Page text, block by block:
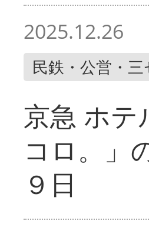
2025.12.26
民鉄・公営・三
京急 ホテ
コロ。」
９日